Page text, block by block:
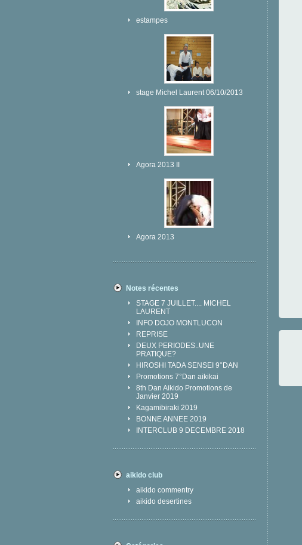
estampes
stage Michel Laurent 06/10/2013
Agora 2013 II
Agora 2013
Notes récentes
STAGE 7 JUILLET.... MICHEL
LAURENT
INFO DOJO MONTLUCON
REPRISE
DEUX PERIODES..UNE
PRATIQUE?
HIROSHI TADA SENSEI 9°DAN
Promotions 7°Dan aikikai
8th Dan Aikido Promotions de
Janvier 2019
Kagamibiraki 2019
BONNE ANNEE 2019
INTERCLUB 9 DECEMBRE 2018
aikido club
aikido commentry
aikido desertines